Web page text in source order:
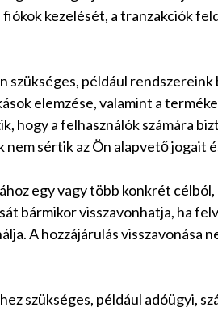
kezelését, a tranzakciók
például rendszereink
elemzése, valamint a
hogy a felhasználók számára
sértik az Ön alapvető jogait
egy vagy több konkrét célból,
bármikor visszavonhatja, ha
A hozzájárulás visszavonása
szükséges, például adóügyi,